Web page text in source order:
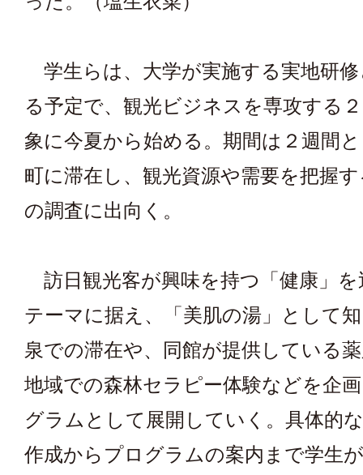
学生らは、大学が実施する実地研
る予定で、観光ビジネスを専攻する
象に今夏から始める。期間は２週間
町に滞在し、観光資源や需要を把握
の調査に出向く。
訪日観光客が興味を持つ「健康」
テーマに据え、「美肌の湯」として
泉での滞在や、同館が提供している
地域での森林セラピー体験などを企
グラムとして展開していく。具体的
作成からプログラムの案内まで学生